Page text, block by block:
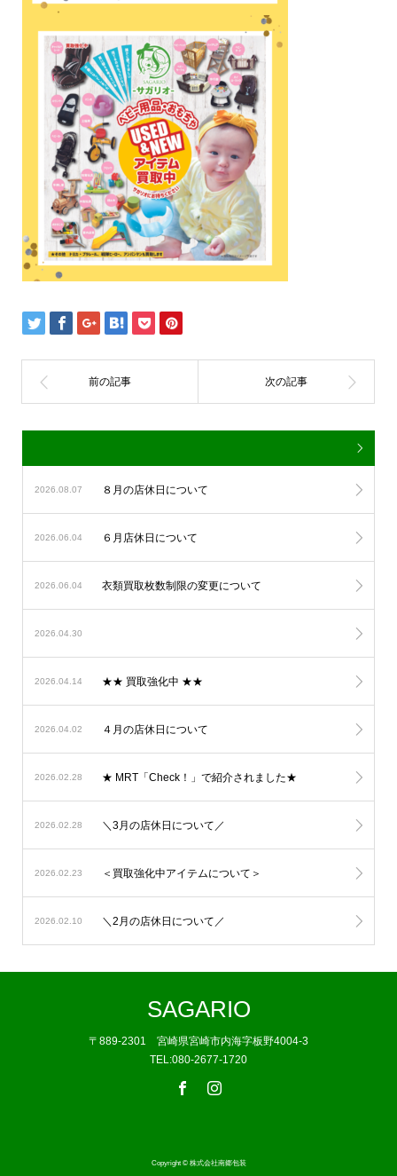
2026.08.07 ８月の店休日について
2026.06.04 ６月店休日について
2026.06.04 衣類買取枚数制限の変更について
2026.04.30
2026.04.14 ★★ 買取強化中 ★★
2026.04.02 ４月の店休日について
2026.02.28 ★ MRT「Check！」で紹介されました★
2026.02.28 ＼3月の店休日について／
2026.02.23 ＜買取強化中アイテムについて＞
2026.02.10 ＼2月の店休日について／
SAGARIO
〒889-2301 宮崎県宮崎市内海字板野4004-3
TEL:080-2677-1720
Copyright © 株式会社南郷包装